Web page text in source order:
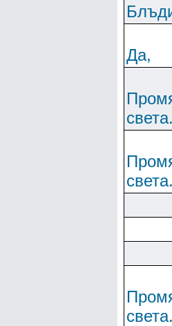
Да,